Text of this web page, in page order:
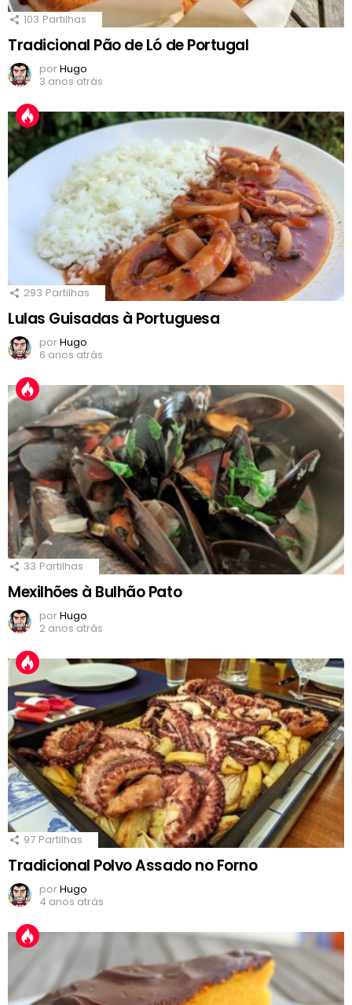
103 Partilhas
Tradicional Pão de Ló de Portugal
porHugo
3 anos atrás
293 Partilhas
Lulas Guisadas à Portuguesa
porHugo
6 anos atrás
33 Partilhas
Mexilhões à Bulhão Pato
porHugo
2 anos atrás
97 Partilhas
Tradicional Polvo Assado no Forno
porHugo
4 anos atrás